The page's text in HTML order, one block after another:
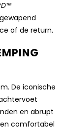
of de return.
De iconische
en abrupt
comfortabel